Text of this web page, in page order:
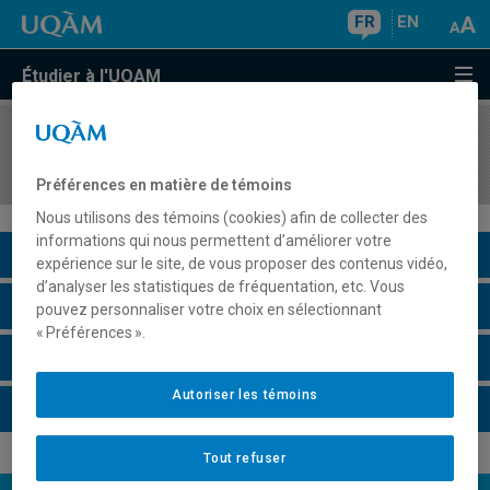
FR EN
Étudier à l'UQAM
COURS//
Description du cours
Horaire - Été 2026
Préférences en matière de témoins
Nous utilisons des témoins (cookies) afin de collecter des
informations qui nous permettent d’améliorer votre
expérience sur le site, de vous proposer des contenus vidéo,
d’analyser les statistiques de fréquentation, etc. Vous
pouvez personnaliser votre choix en sélectionnant
« Préférences ».
Tout refuser
Autoriser les témoins